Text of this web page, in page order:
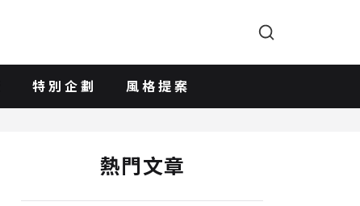
特別企劃 風格提案
熱門文章